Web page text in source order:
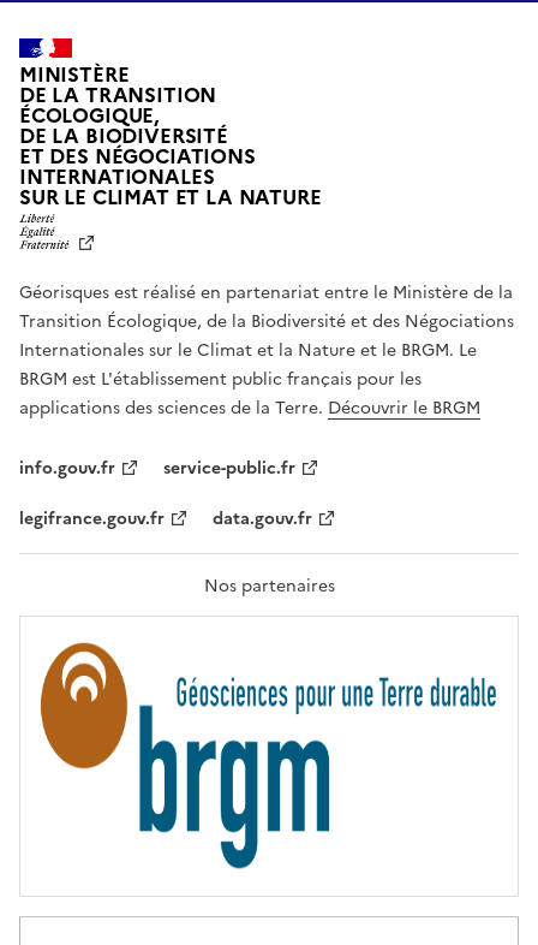
MINISTÈRE
DE LA TRANSITION
ÉCOLOGIQUE,
DE LA BIODIVERSITÉ
ET DES NÉGOCIATIONS
INTERNATIONALES
SUR LE CLIMAT ET LA NATUREL
T
É
,
É
G
A
L
F
A
T
R
T
É
Géorisques est réalisé en partenariat entre le Ministère de la
Transition Écologique, de la Biodiversité et des Négociations
Internationales sur le Climat et la Nature et le BRGM. Le
BRGM est L'établissement public français pour les
applications des sciences de la Terre. Découvrir le BRGM
info.gouv.fr
service-public.fr
legifrance.gouv.fr
data.gouv.fr
Nos partenaires